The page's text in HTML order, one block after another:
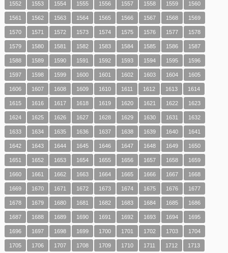
1552 1553 1554 1555 1556 1557 1558 1559 1560
1561 1562 1563 1564 1565 1566 1567 1568 1569
1570 1571 1572 1573 1574 1575 1576 1577 1578
1579 1580 1581 1582 1583 1584 1585 1586 1587
1588 1589 1590 1591 1592 1593 1594 1595 1596
1597 1598 1599 1600 1601 1602 1603 1604 1605
1606 1607 1608 1609 1610 1611 1612 1613 1614
1615 1616 1617 1618 1619 1620 1621 1622 1623
1624 1625 1626 1627 1628 1629 1630 1631 1632
1633 1634 1635 1636 1637 1638 1639 1640 1641
1642 1643 1644 1645 1646 1647 1648 1649 1650
1651 1652 1653 1654 1655 1656 1657 1658 1659
1660 1661 1662 1663 1664 1665 1666 1667 1668
1669 1670 1671 1672 1673 1674 1675 1676 1677
1678 1679 1680 1681 1682 1683 1684 1685 1686
1687 1688 1689 1690 1691 1692 1693 1694 1695
1696 1697 1698 1699 1700 1701 1702 1703 1704
1705 1706 1707 1708 1709 1710 1711 1712 1713